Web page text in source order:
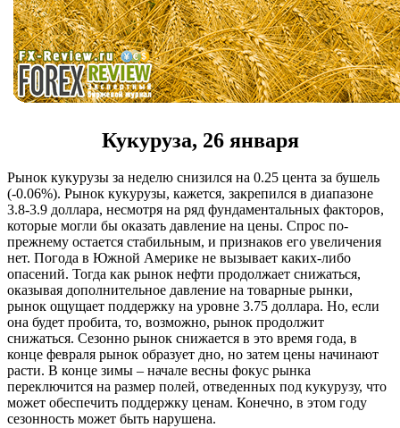
Кукуруза, 26 января
Рынок кукурузы за неделю снизился на 0.25 цента за бушель
(-0.06%). Рынок кукурузы, кажется, закрепился в диапазоне
3.8-3.9 доллара, несмотря на ряд фундаментальных факторов,
которые могли бы оказать давление на цены. Спрос по-
прежнему остается стабильным, и признаков его увеличения
нет. Погода в Южной Америке не вызывает каких-либо
опасений. Тогда как рынок нефти продолжает снижаться,
оказывая дополнительное давление на товарные рынки,
рынок ощущает поддержку на уровне 3.75 доллара. Но, если
она будет пробита, то, возможно, рынок продолжит
снижаться. Сезонно рынок снижается в это время года, в
конце февраля рынок образует дно, но затем цены начинают
расти. В конце зимы – начале весны фокус рынка
переключится на размер полей, отведенных под кукурузу, что
может обеспечить поддержку ценам. Конечно, в этом году
сезонность может быть нарушена.